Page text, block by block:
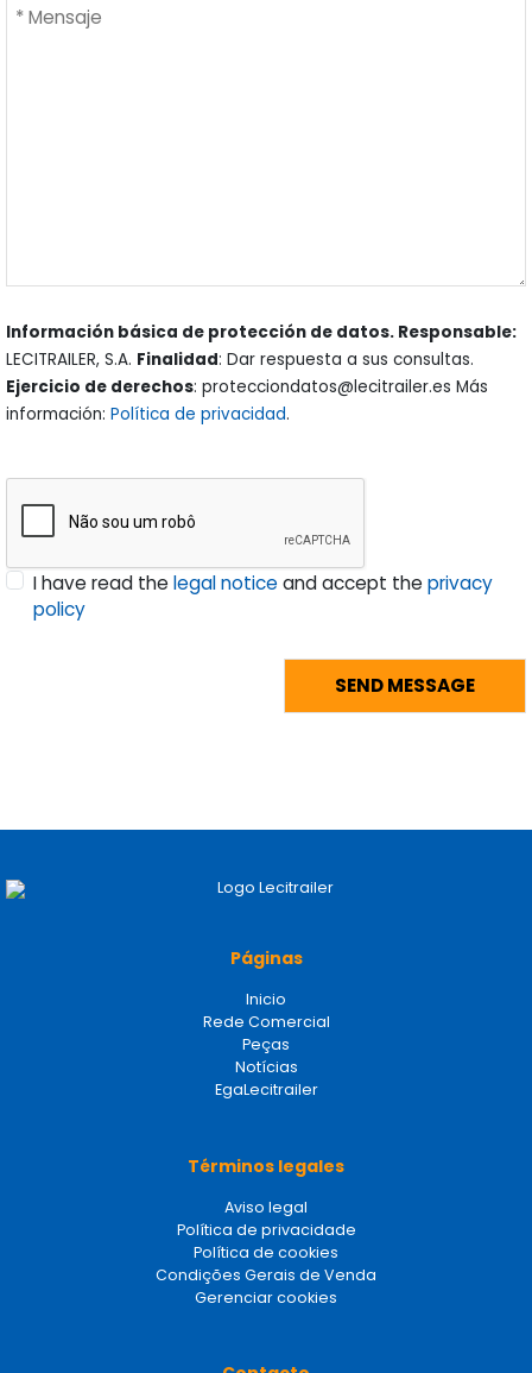
Información básica de protección de datos. Responsable:
LECITRAILER, S.A. Finalidad: Dar respuesta a sus consultas.
Ejercicio de derechos: protecciondatos@lecitrailer.es Más
información: Política de privacidad.
I have read thelegal noticeand accept theprivacy
policy
Páginas
Inicio
Rede Comercial
Peças
Notícias
EgaLecitrailer
Términos legales
Aviso legal
Política de privacidade
Política de cookies
Condições Gerais de Venda
Gerenciar cookies